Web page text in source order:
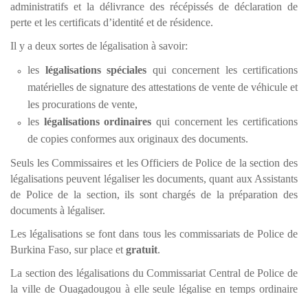
administratifs et la délivrance des récépissés de déclaration de
perte et les certificats d’identité et de résidence.
Il y a deux sortes de légalisation à savoir:
les légalisationsspéciales qui concernent les certifications
matérielles de signature des attestations de vente de véhicule et
les procurations de vente,
les légalisationsordinaires qui concernent les certifications
de copies conformes aux originaux des documents.
Seuls les Commissaires et les Officiers de Police de la section des
légalisations peuvent légaliser les documents, quant aux Assistants
de Police de la section, ils sont chargés de la préparation des
documents à légaliser.
Leslégalisations se font dans tous les commissariats de Police de
Burkina Faso, sur place et gratuit.
La section des légalisations du Commissariat Central de Police de
la ville de Ouagadougou à elle seule légalise en temps ordinaire